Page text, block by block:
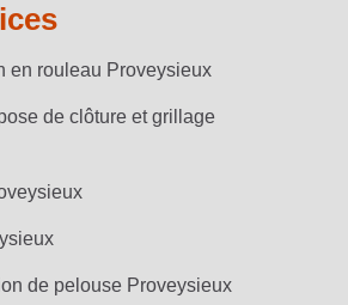
en rouleau Proveysieux
de clôture et grillage
de pelouse Proveysieux